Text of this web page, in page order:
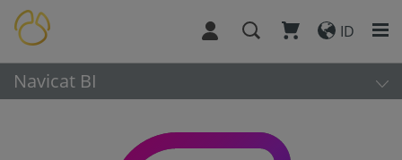
ID
Navicat BI